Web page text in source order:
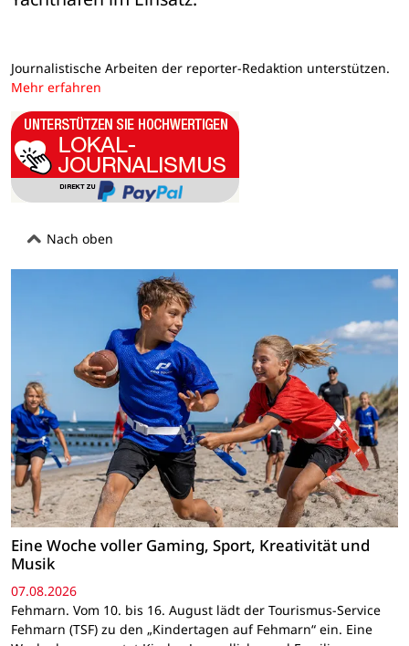
Journalistische Arbeiten der reporter-Redaktion unterstützen.
Mehr erfahren
Nach oben
Eine Woche voller Gaming, Sport, Kreativität und
Musik
07.08.2026
Fehmarn. Vom 10. bis 16. August lädt der Tourismus-Service
Fehmarn (TSF) zu den „Kindertagen auf Fehmarn“ ein. Eine